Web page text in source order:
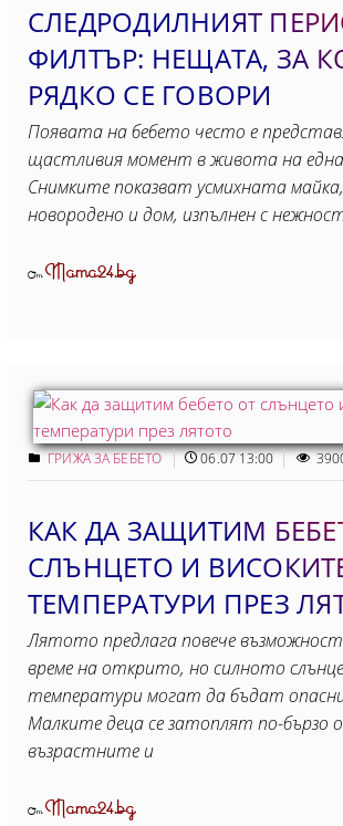
СЛЕДРОДИЛНИЯТ
ФИЛТЪР: НЕЩАТА, ЗА
РЯДКО СЕ ГОВОРИ
Появата на бебето често е
щастливия момент в живота на
Снимките показват усмихната
новородено и дом, изпълнен с
ОтMama24.bg
ГРИЖА ЗА БЕБЕТО 06.07 13:00
КАК ДА ЗАЩИТИМ
СЛЪНЦЕТО И
ТЕМПЕРАТУРИ ПРЕЗ
Лятото предлага повече
време на открито, но силното
температури могат да бъдат
Малките деца се затоплят по-бързо
възрастните и
ОтMama24.bg